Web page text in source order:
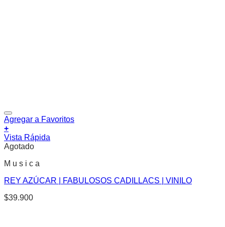
Agregar a Favoritos
+
Vista Rápida
Agotado
M u s i c a
REY AZÚCAR | FABULOSOS CADILLACS | VINILO
$39.900